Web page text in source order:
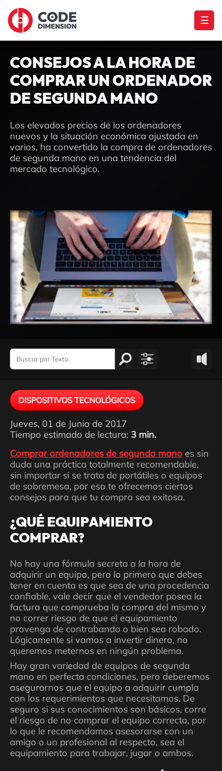
☰
CONSEJOS A LA HORA DE
COMPRAR UN ORDENADOR
DE SEGUNDA MANO
Los elevados precios de los ordenadores
nuevos y la situación económica ajustada en
varios, ha convertido la compra de ordenadores
de segunda mano en una tendencia del
mercado tecnológico.
DISPOSITIVOS TECNOLÓGICOS
Jueves, 01 de Junio de 2017
Tiempo estimado de lectura: 3 min.
Comprar ordenadores de segunda mano es sin
duda una práctica totalmente recomendable,
sin importar si se trata de portátiles o equipos
de sobremesa, por eso te ofrecemos ciertos
consejos para que tu compra sea exitosa.
¿QUÉ EQUIPAMIENTO
COMPRAR?
No hay una fórmula secreta a la hora de
adquirir un equipo, pero lo primero que debes
tener en cuenta es que sea de una procedencia
confiable, vale decir que el vendedor posea la
factura que comprueba la compra del mismo y
no correr riesgo de que el equipamiento
provenga de contrabando o bien sea robado.
Lógicamente si vamos a invertir dinero, no
queremos meternos en ningún problema.
Hay gran variedad de equipos de segunda
mano en perfecta condiciones, pero deberemos
asegurarnos que el equipo a adquirir cumpla
con los requerimientos que necesitamos. De
seguro si sus conocimientos son básicos, corre
el riesgo de no comprar el equipo correcto, por
lo que le recomendamos asesorarse con un
amigo o un profesional al respecto, sea el
equipamiento para trabajar, jugar o ambos.